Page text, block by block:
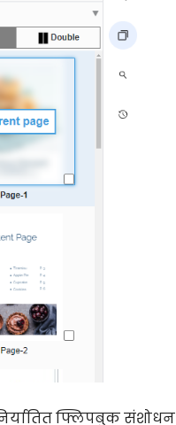
फ्लिपबुक संशोधन